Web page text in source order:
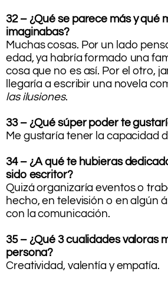
32 – ¿Qué se parece más y qué
imaginabas?
Muchas cosas. Por un lado
edad, ya habría formado una
cosa que no es así. Por el otro,
llegaría a escribir una novela
las ilusiones.
33 – ¿Qué súper poder te
Me gustaría tener la capacidad
34 – ¿A qué te hubieras
sido escritor?
Quizá organizaría eventos o
hecho, en televisión o en algún
con la comunicación.
35 – ¿Qué 3 cualidades valoras
persona?
Creatividad, valentía y empatía.